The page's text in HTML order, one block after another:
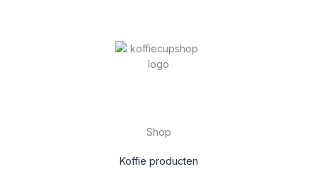
Shop
Koffie producten